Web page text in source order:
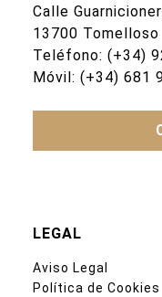
Calle
13700 Tomelloso
Teléfono: (+34)
Móvil: (+34) 681
LEGAL
Aviso Legal
Política de Cookies